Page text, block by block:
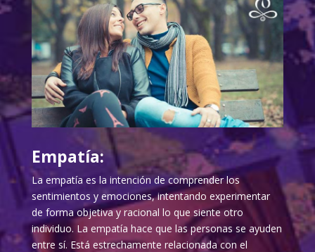
Empatía:
La empatía es la intención de comprender los
sentimientos y emociones, intentando experimentar
de forma objetiva y racional lo que siente otro
individuo. La empatía hace que las personas se ayuden
entre sí. Está estrechamente relacionada con el